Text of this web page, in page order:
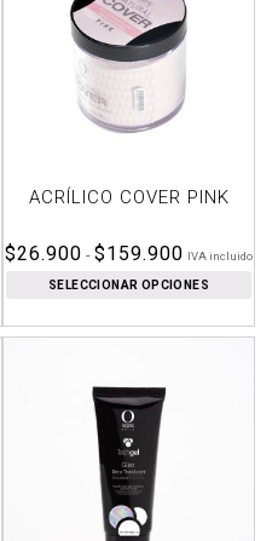
ACRÍLICO COVER PINK
$26.900 - $159.900 Rango
IVA incluido
SELECCIONAR OPCIONES